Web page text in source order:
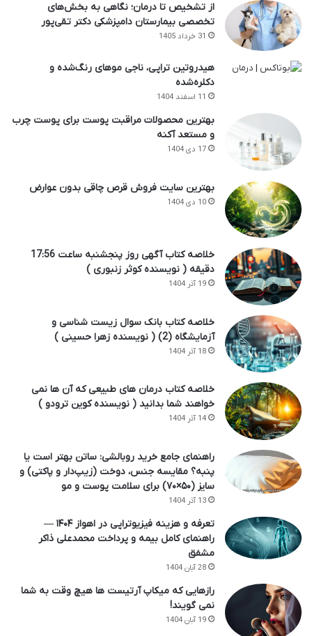
از تشخیص تا درمان؛ نگاهی به بخش‌های
تخصصی بیمارستان دامپزشکی دکتر تقی‌پور
31 خرداد 1405
هیدروتین تراپی، ناجی موهای رنگ‌شده و
دکلره‌شده
11 اسفند 1404
بهترین محصولات مراقبت پوست برای پوست چرب
و مستعد آکنه
17 دی 1404
بهترین سایت فروش قرص چاقی بدون عوارض
10 دی 1404
خلاصه کتاب آگهی روز پنجشنبه ساعت 17:56
دقیقه ( نویسنده کوثر زنبوری )
19 آذر 1404
خلاصه کتاب بانک سوال زیست شناسی و
آزمایشگاه (2) ( نویسنده زهرا حسینی )
18 آذر 1404
خلاصه کتاب درمان های طبیعی که آن ها نمی
خواهند شما بدانید ( نویسنده کوین ترودو )
14 آذر 1404
راهنمای جامع خرید روبالشی: ساتن بهتر است یا
پنبه؟ مقایسه جنس، دوخت (زیپ‌دار و پاکتی) و
سایز (۵۰×۷۰) برای سلامت پوست و مو
13 آذر 1404
تعرفه و هزینه فیزیوتراپی در اهواز ۱۴۰۴ —
راهنمای کامل بیمه و پرداخت محمدعلی ذاکر
مشفق
28 آبان 1404
رازهایی که میکاپ آرتیست ها هیچ وقت به شما
نمی گویند!
19 آبان 1404